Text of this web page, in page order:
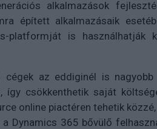
alkalmazások
épített alkalmazásaik
platformját is használhatják
az eddiginél is nagyobb
csökkenthetik saját
online piactéren tehetik
Dynamics 365 bővülő